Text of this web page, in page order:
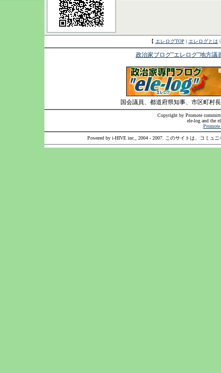
【 エレログTOP | エレログとは
政治家ブログ”エレログ”地方議
国会議員、都道府県知事、市区町村
Copyright by Promote
ele-log and the
Powered by i-HIVE inc., 2004 - 2007. このサイトは、コミュ